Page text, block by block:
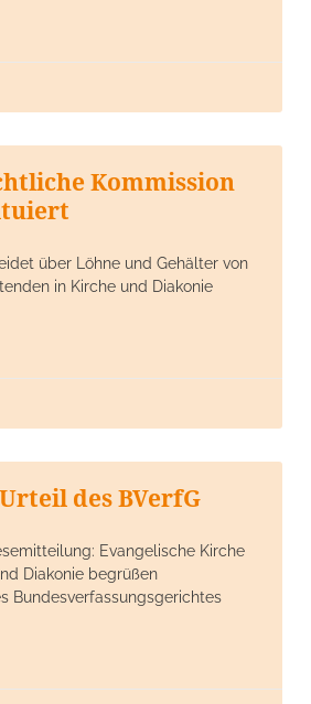
Kommission
über Löhne und Gehälter von
in Kirche und Diakonie
des BVerfG
Evangelische Kirche
Diakonie begrüßen
Bundesverfassungsgerichtes